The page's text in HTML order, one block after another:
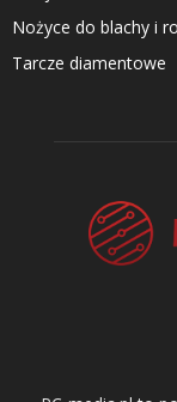
Nożyce do blachy i
Tarcze diamentowe